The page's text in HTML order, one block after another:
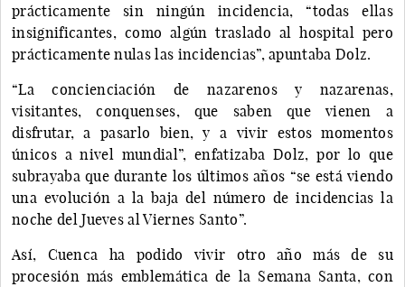
prácticamente sin ningún incidencia, “todas ellas
insignificantes, como algún traslado al hospital pero
prácticamente nulas las incidencias”, apuntaba Dolz.
“La concienciación de nazarenos y nazarenas,
visitantes, conquenses, que saben que vienen a
disfrutar, a pasarlo bien, y a vivir estos momentos
únicos a nivel mundial”, enfatizaba Dolz, por lo que
subrayaba que durante los últimos años “se está viendo
una evolución a la baja del número de incidencias la
noche del Jueves al Viernes Santo”.
Así, Cuenca ha podido vivir otro año más de su
procesión más emblemática de la Semana Santa, con